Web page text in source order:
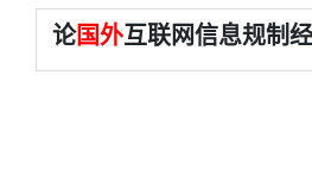
论国外互联网信息规制